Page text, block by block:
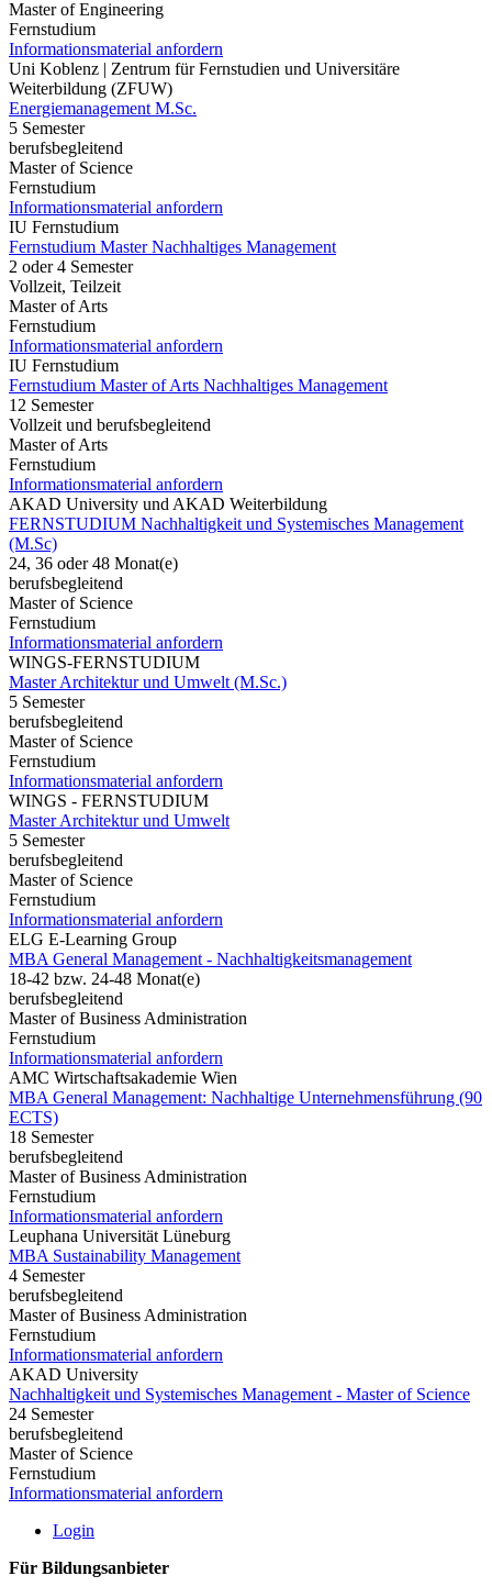
Master of Engineering
Fernstudium
Informationsmaterial anfordern
Uni Koblenz | Zentrum für Fernstudien und Universitäre
Weiterbildung (ZFUW)
Energiemanagement M.Sc.
5 Semester
berufsbegleitend
Master of Science
Fernstudium
Informationsmaterial anfordern
IU Fernstudium
Fernstudium Master Nachhaltiges Management
2 oder 4 Semester
Vollzeit, Teilzeit
Master of Arts
Fernstudium
Informationsmaterial anfordern
IU Fernstudium
Fernstudium Master of Arts Nachhaltiges Management
12 Semester
Vollzeit und berufsbegleitend
Master of Arts
Fernstudium
Informationsmaterial anfordern
AKAD University und AKAD Weiterbildung
FERNSTUDIUM Nachhaltigkeit und Systemisches Management
(M.Sc)
24, 36 oder 48 Monat(e)
berufsbegleitend
Master of Science
Fernstudium
Informationsmaterial anfordern
WINGS-FERNSTUDIUM
Master Architektur und Umwelt (M.Sc.)
5 Semester
berufsbegleitend
Master of Science
Fernstudium
Informationsmaterial anfordern
WINGS - FERNSTUDIUM
Master Architektur und Umwelt
5 Semester
berufsbegleitend
Master of Science
Fernstudium
Informationsmaterial anfordern
ELG E-Learning Group
MBA General Management - Nachhaltigkeitsmanagement
18-42 bzw. 24-48 Monat(e)
berufsbegleitend
Master of Business Administration
Fernstudium
Informationsmaterial anfordern
AMC Wirtschaftsakademie Wien
MBA General Management: Nachhaltige Unternehmensführung (90
ECTS)
18 Semester
berufsbegleitend
Master of Business Administration
Fernstudium
Informationsmaterial anfordern
Leuphana Universität Lüneburg
MBA Sustainability Management
4 Semester
berufsbegleitend
Master of Business Administration
Fernstudium
Informationsmaterial anfordern
AKAD University
Nachhaltigkeit und Systemisches Management - Master of Science
24 Semester
berufsbegleitend
Master of Science
Fernstudium
Informationsmaterial anfordern
Login
Für Bildungsanbieter